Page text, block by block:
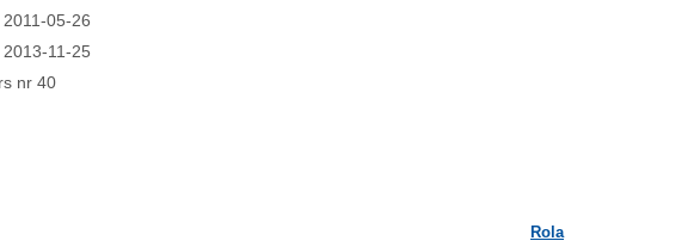
2011-05-26
2013-11-25
nr 40
Rola